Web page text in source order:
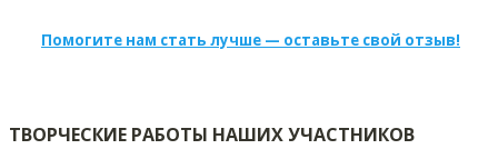
Помогите нам стать лучше — оставьте свой отзыв!
ТВОРЧЕСКИЕ РАБОТЫ НАШИХ УЧАСТНИКОВ